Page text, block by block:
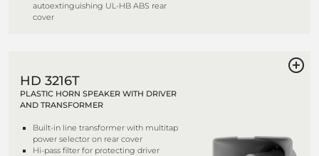
autoextinguishing UL-HB ABS rear
cover
HD 3216T
PLASTIC HORN SPEAKER WITH DRIVER
AND TRANSFORMER
Built-in line transformer with multitap
power selector on rear cover
Hi-pass filter for protecting driver